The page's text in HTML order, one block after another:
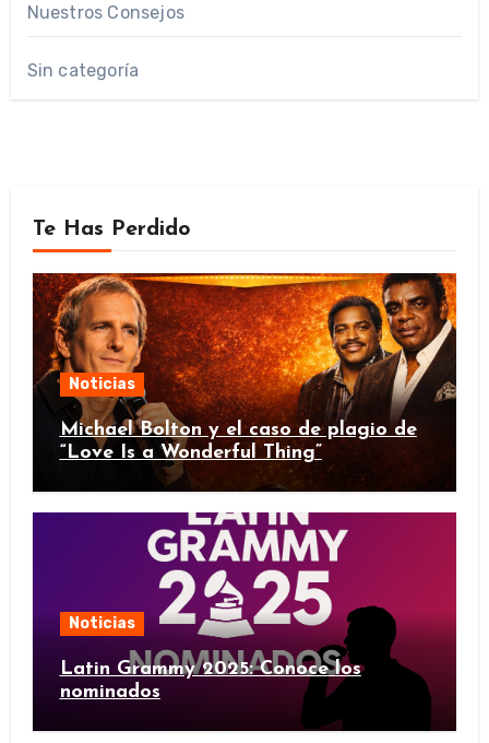
Nuestros Consejos
Sin categoría
Te Has Perdido
Noticias
Michael Bolton y el caso de plagio de
“Love Is a Wonderful Thing”
Noticias
Latin Grammy 2025: Conoce los
nominados